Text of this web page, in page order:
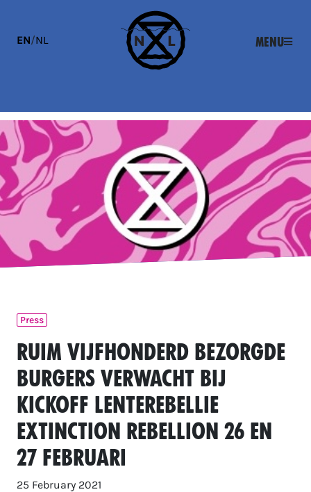
EN/NL Menu
Press
Ruim vijfhonderd bezorgde
burgers verwacht bij
kickoff Lenterebellie
Extinction Rebellion 26 en
27 februari
25 February 2021